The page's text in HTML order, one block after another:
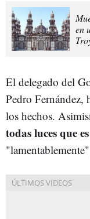
en
El delegado del
Pedro Fernández,
los hechos.
todas luces que